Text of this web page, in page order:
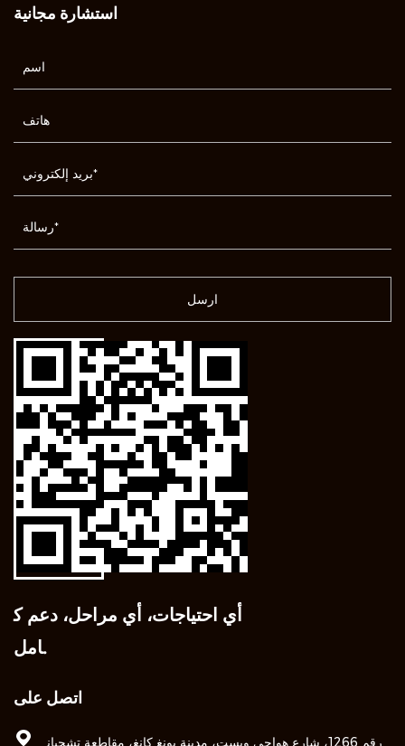
استشارة مجانية
أي احتياجات، أي مراحل، دعم ك
امل.
اتصل على
رقم 1266، شارع هواجي ويست، مدينة يونغ كانغ، مقاطعة تشجيان